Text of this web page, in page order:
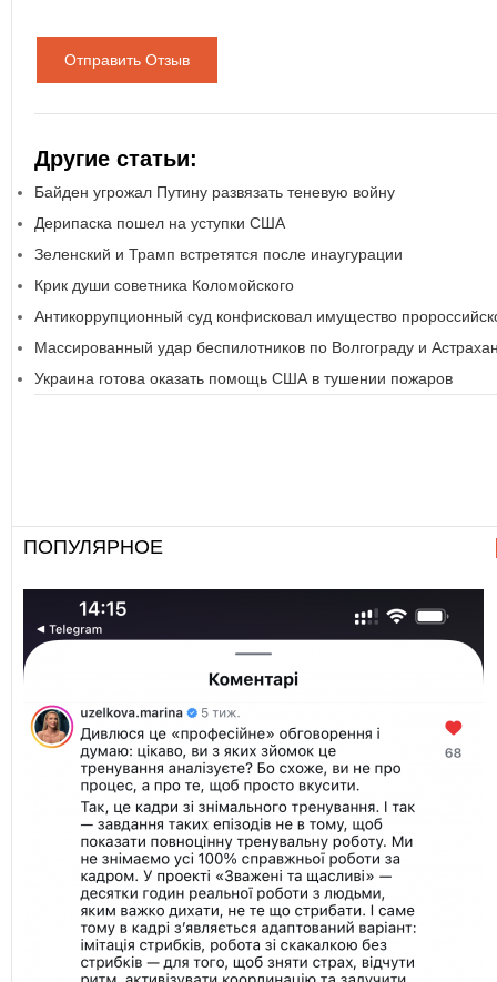
Отправить Отзыв
Другие статьи:
Байден угрожал Путину развязать теневую войну
Дерипаска пошел на уступки США
Зеленский и Трамп встретятся после инаугурации
Крик души советника Коломойского
Антикоррупционный суд конфисковал имущество
Массированный удар беспилотников по Волгограду и
Украина готова оказать помощь США в тушении пожаров
ПОПУЛЯРНОЕ